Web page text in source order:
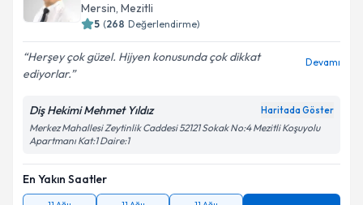
Mersin, Mezitli
5 (268 Değerlendirme)
Herşey çok güzel. Hijyen konusunda çok dikkat
ediyorlar.
Devamı
Diş Hekimi Mehmet Yıldız Haritada Göster
Merkez Mahallesi Zeytinlik Caddesi 52121 Sokak No:4 Mezitli Koşuyolu
Apartmanı Kat:1 Daire:1
En Yakın Saatler